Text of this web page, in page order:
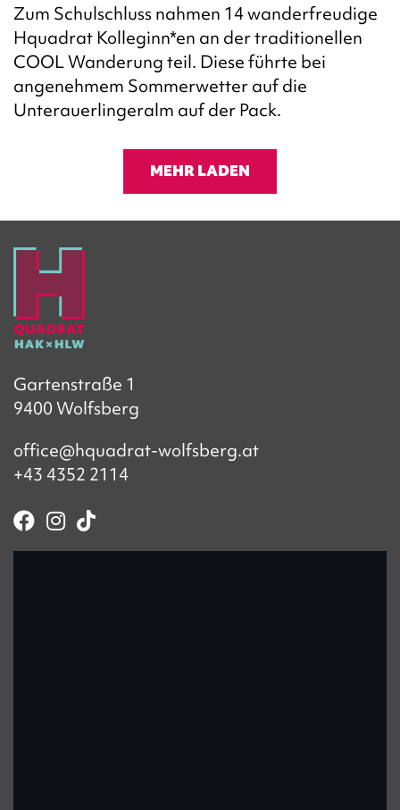
Zum Schulschluss nahmen 14 wanderfreudige
Hquadrat Kolleginn*en an der traditionellen
COOL Wanderung teil. Diese führte bei
angenehmem Sommerwetter auf die
Unterauerlingeralm auf der Pack.
MEHR LADEN
Gartenstraße 1
9400 Wolfsberg
office@hquadrat-wolfsberg.at
+43 4352 2114